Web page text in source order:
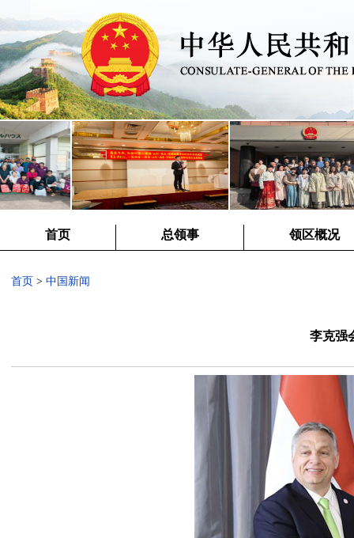
首页 总领事 领区概况
首页 > 中国新闻
李克强